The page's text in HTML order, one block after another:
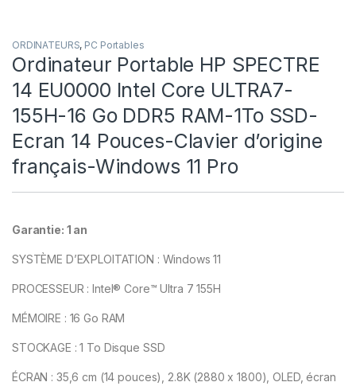
ORDINATEURS, PC Portables
Ordinateur Portable HP SPECTRE
14 EU0000 Intel Core ULTRA7-
155H-16 Go DDR5 RAM-1To SSD-
Ecran 14 Pouces-Clavier d’origine
français-Windows 11 Pro
Garantie: 1 an
SYSTÈME D’EXPLOITATION : Windows 11
PROCESSEUR :Intel® Core™ Ultra 7 155H
MÉMOIRE : 16 Go RAM
STOCKAGE :1 To Disque SSD
ÉCRAN : 35,6 cm (14 pouces), 2.8K (2880 x 1800), OLED, écran